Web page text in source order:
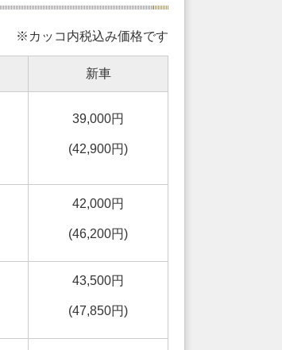
※カッコ内税込み価格です
新車
39,000円
(42,900円)
42,000円
(46,200円)
43,500円
(47,850円)